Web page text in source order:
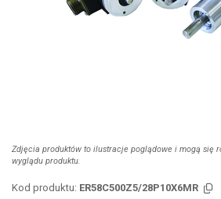
Zdjęcia produktów to ilustracje poglądowe i mogą się
wyglądu produktu.
Kod produktu: ER58C500Z5/28P10X6MR